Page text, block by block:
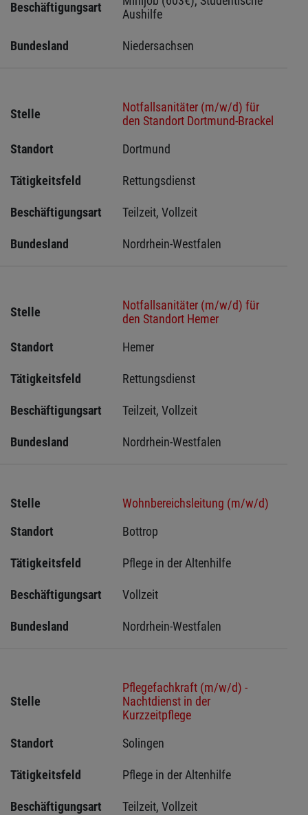
Beschäftigungsart
Aushilfe
Bundesland Niedersachsen
Stelle
Notfallsanitäter (m/w/d) für
den Standort Dortmund-Brackel
Standort
Dortmund
Tätigkeitsfeld Rettungsdienst
Beschäftigungsart Teilzeit, Vollzeit
Bundesland Nordrhein-Westfalen
Stelle
Notfallsanitäter (m/w/d) für
den Standort Hemer
Standort
Hemer
Tätigkeitsfeld Rettungsdienst
Beschäftigungsart Teilzeit, Vollzeit
Bundesland Nordrhein-Westfalen
Stelle
Wohnbereichsleitung (m/w/d)
Standort
Bottrop
Tätigkeitsfeld Pflege in der Altenhilfe
Beschäftigungsart Vollzeit
Bundesland Nordrhein-Westfalen
Stelle
Pflegefachkraft (m/w/d) -
Nachtdienst in der
Kurzzeitpflege
Standort
Solingen
Tätigkeitsfeld Pflege in der Altenhilfe
Beschäftigungsart Teilzeit, Vollzeit